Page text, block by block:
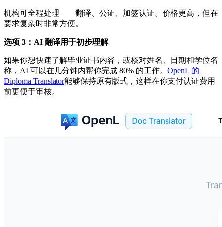
机构可全程处理——翻译、公证、加签认证。价格更高，但在
要求复杂时非常方便。
选项 3：AI 翻译用于初步理解
如果你想快速了解毕业证书内容，或核对姓名、日期和学位名
称，AI 可以在几分钟内帮你完成 80% 的工作。 OpenL 的
Diploma Translator能够保持原有版式，这样在你支付认证费用
前更便于审核。